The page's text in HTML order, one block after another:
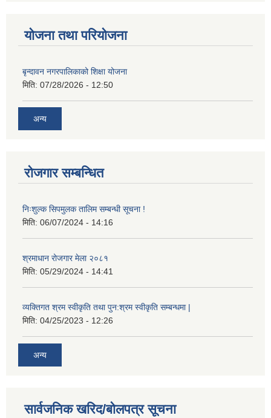
योजना तथा परियोजना
बृन्दावन नगरपालिकाको शिक्षा योजना
मिति: 07/28/2026 - 12:50
अन्य
रोजगार सम्बन्धित
निःशुल्क सिपमुलक तालिम सम्बन्धी सूचना !
मिति: 06/07/2024 - 14:16
श्रमाधान रोजगार मेला २०८१
मिति: 05/29/2024 - 14:41
व्यक्तिगत श्रम स्वीकृति तथा पुन:श्रम स्वीकृति सम्बन्धमा |
मिति: 04/25/2023 - 12:26
अन्य
सार्वजनिक खरिद/बोलपत्र सूचना